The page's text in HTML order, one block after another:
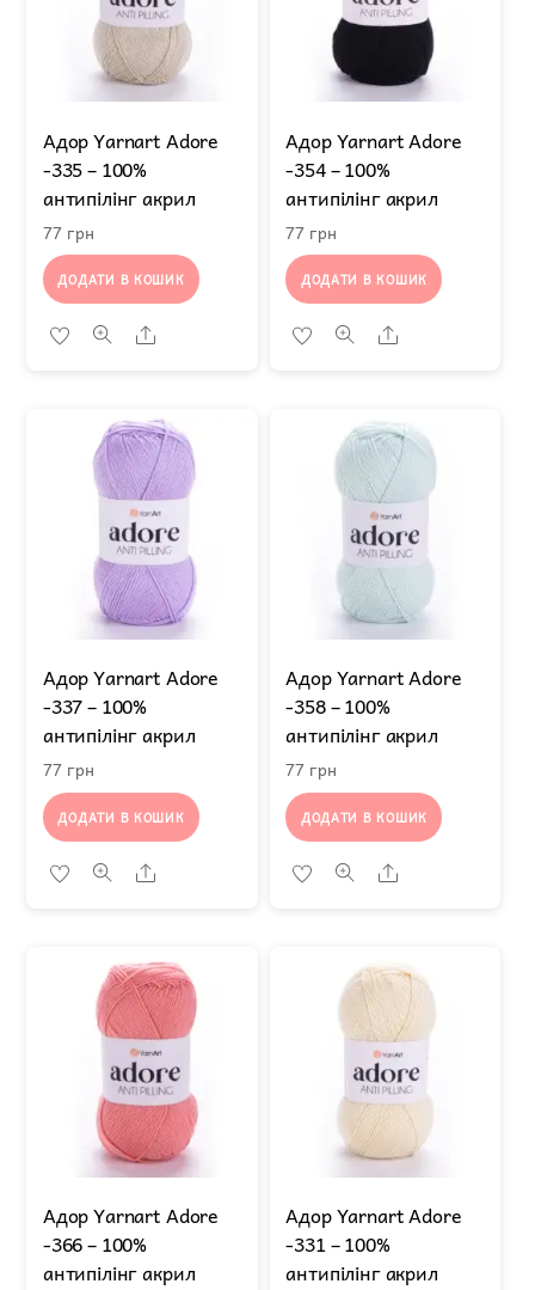
Адор Yarnart Adore
-335 – 100%
антипілінг акрил
77 грн
ДОДАТИ В КОШИК
Share
Адор Yarnart Adore
-354 – 100%
антипілінг акрил
77 грн
ДОДАТИ В КОШИК
Share
Адор Yarnart Adore
-337 – 100%
антипілінг акрил
77 грн
ДОДАТИ В КОШИК
Share
Адор Yarnart Adore
-358 – 100%
антипілінг акрил
77 грн
ДОДАТИ В КОШИК
Share
Адор Yarnart Adore
-366 – 100%
антипілінг акрил
Адор Yarnart Adore
-331 – 100%
антипілінг акрил